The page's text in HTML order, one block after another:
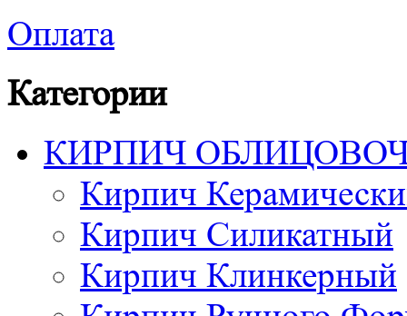
Оплата
Категории
КИРПИЧ
Кирпич
Кирпич Силикатный
Кирпич Клинкерный